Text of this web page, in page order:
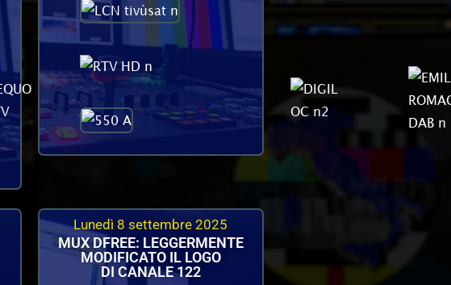
Lunedì 8 settembre 2025
MUX DFREE: LEGGERMENTE
MODIFICATO IL LOGO
DI CANALE 122